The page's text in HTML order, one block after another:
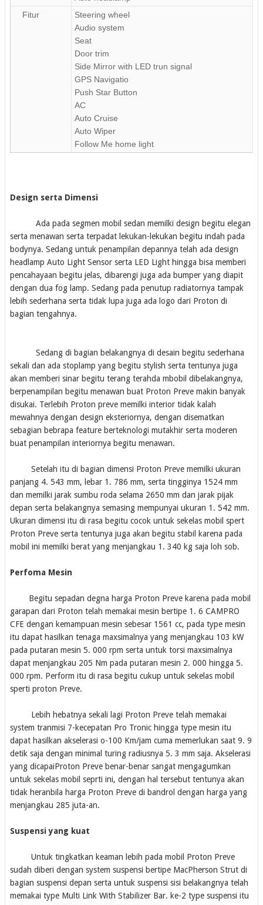
Fitur
Steering wheel
Audio system
Seat
Door trim
Side Mirror with LED trun signal
GPS Navigatio
Push Star Button
AC
Auto Cruise
Auto Wiper
Follow Me home light
Design serta Dimensi
Ada pada segmen mobil sedan memilki design begitu elegan
serta menawan serta terpadat lekukan-lekukan begitu indah pada
bodynya. Sedang untuk penampilan depannya telah ada design
headlamp Auto Light Sensor serta LED Light hingga bisa memberi
pencahayaan begitu jelas, dibarengi juga ada bumper yang diapit
dengan dua fog lamp. Sedang pada penutup radiatornya tampak
lebih sederhana serta tidak lupa juga ada logo dari Proton di
bagian tengahnya.
Sedang di bagian belakangnya di desain begitu sederhana
sekali dan ada stoplamp yang begitu stylish serta tentunya juga
akan memberi sinar begitu terang terahda mbobil dibelakangnya,
berpenampilan begitu menawan buat Proton Preve makin banyak
disukai. Terlebih Proton preve memilki interior tidak kalah
mewahnya dengan design eksteriornya, dengan disematkan
sebagian bebrapa feature berteknologi mutakhir serta moderen
buat penampilan interiornya begitu menawan.
Setelah itu di bagian dimensi Proton Preve memilki ukuran
panjang 4. 543 mm, lebar 1. 786 mm, serta tingginya 1524 mm
dan memilki jarak sumbu roda selama 2650 mm dan jarak pijak
depan serta belakangnya semasing mempunyai ukuran 1. 542 mm.
Ukuran dimensi itu di rasa begitu cocok untuk sekelas mobil spert
Proton Preve serta tentunya juga akan begitu stabil karena pada
mobil ini memilki berat yang menjangkau 1. 340 kg saja loh sob.
Perfoma Mesin
Begitu sepadan degna harga Proton Preve karena pada mobil
garapan dari Proton telah memakai mesin bertipe 1. 6 CAMPRO
CFE dengan kemampuan mesin sebesar 1561 cc, pada type mesin
itu dapat hasilkan tenaga maxsimalnya yang menjangkau 103 kW
pada putaran mesin 5. 000 rpm serta untuk torsi maxsimalnya
dapat menjangkau 205 Nm pada putaran mesin 2. 000 hingga 5.
000 rpm. Perform itu di rasa begitu cukup untuk sekelas mobil
sperti proton Preve.
Lebih hebatnya sekali lagi Proton Preve telah memakai
system tranmisi 7-kecepatan Pro Tronic hingga type mesin itu
dapat hasilkan akselerasi o-100 Km/jam cuma memerlukan saat 9. 9
detik saja dengan minimal turing radiusnya 5. 3 mm saja. Akselerasi
yang dicapaiProton Preve benar-benar sangat mengagumkan
untuk sekelas mobil seprti ini, dengan hal tersebut tentunya akan
tidak heranbila harga Proton Preve di bandrol dengan harga yang
menjangkau 285 juta-an.
Suspensi yang kuat
Untuk tingkatkan keaman lebih pada mobil Proton Preve
sudah diberi dengan system suspensi bertipe MacPherson Strut di
bagian suspensi depan serta untuk suspensi sisi belakangnya telah
memakai type Multi Link With Stabilizer Bar. ke-2 type suspensi itu